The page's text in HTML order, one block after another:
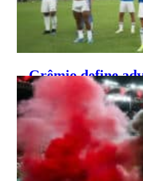
Grêmio define
Cruzeiro na Sul-